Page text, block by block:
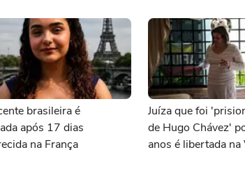
brasileira é
após 17 dias
na França
Juíza que foi
de Hugo Chávez'
anos é libertada na